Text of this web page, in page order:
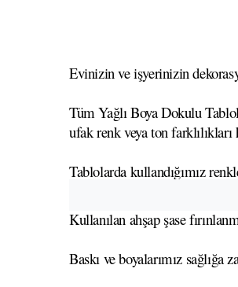
Evinizin ve işyerinizin
Tüm Yağlı Boya Dokulu
ufak renk veya ton
Tablolarda kullandığımız
Kullanılan ahşap şase
Baskı ve boyalarımız sağlığa